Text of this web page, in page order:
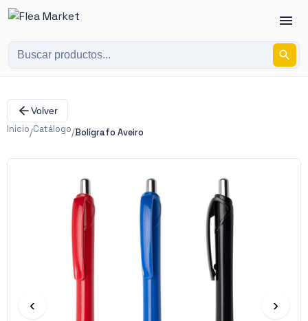
Volver
Inicio/Catálogo/Bolígrafo Aveiro
‹ ›